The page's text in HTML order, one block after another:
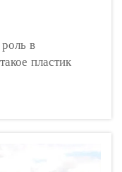
в
пластик
для
плотности, или
тем, что